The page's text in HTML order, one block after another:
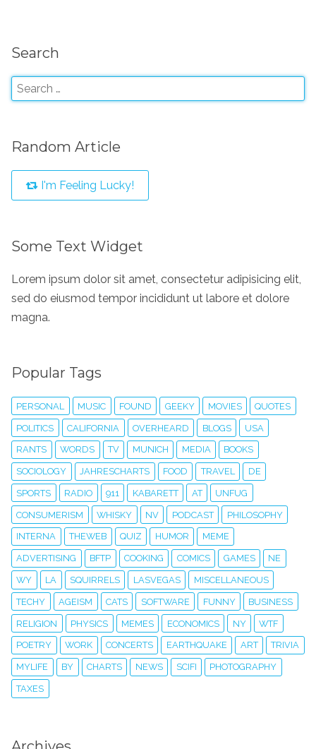
Search
Random Article
I'm Feeling Lucky!
Some Text Widget
Lorem ipsum dolor sit amet, consectetur adipisicing elit,
sed do eiusmod tempor incididunt ut labore et dolore
magna.
Popular Tags
PERSONAL MUSIC FOUND GEEKY MOVIES QUOTES
POLITICS CALIFORNIA OVERHEARD BLOGS USA
RANTS WORDS TV MUNICH MEDIA BOOKS
SOCIOLOGY JAHRESCHARTS FOOD TRAVEL DE
SPORTS RADIO 911 KABARETT AT UNFUG
CONSUMERISM WHISKY NV PODCAST PHILOSOPHY
INTERNA THEWEB QUIZ HUMOR MEME
ADVERTISING BFTP COOKING COMICS GAMES NE
WY LA SQUIRRELS LASVEGAS MISCELLANEOUS
TECHY AGEISM CATS SOFTWARE FUNNY BUSINESS
RELIGION PHYSICS MEMES ECONOMICS NY WTF
POETRY WORK CONCERTS EARTHQUAKE ART TRIVIA
MYLIFE BY CHARTS NEWS SCIFI PHOTOGRAPHY
TAXES